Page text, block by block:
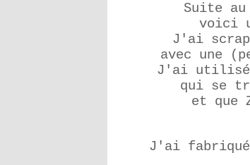
Suite
voici
J'ai
avec une
J'ai utilisé
qui se
et que
J'ai fabriqué